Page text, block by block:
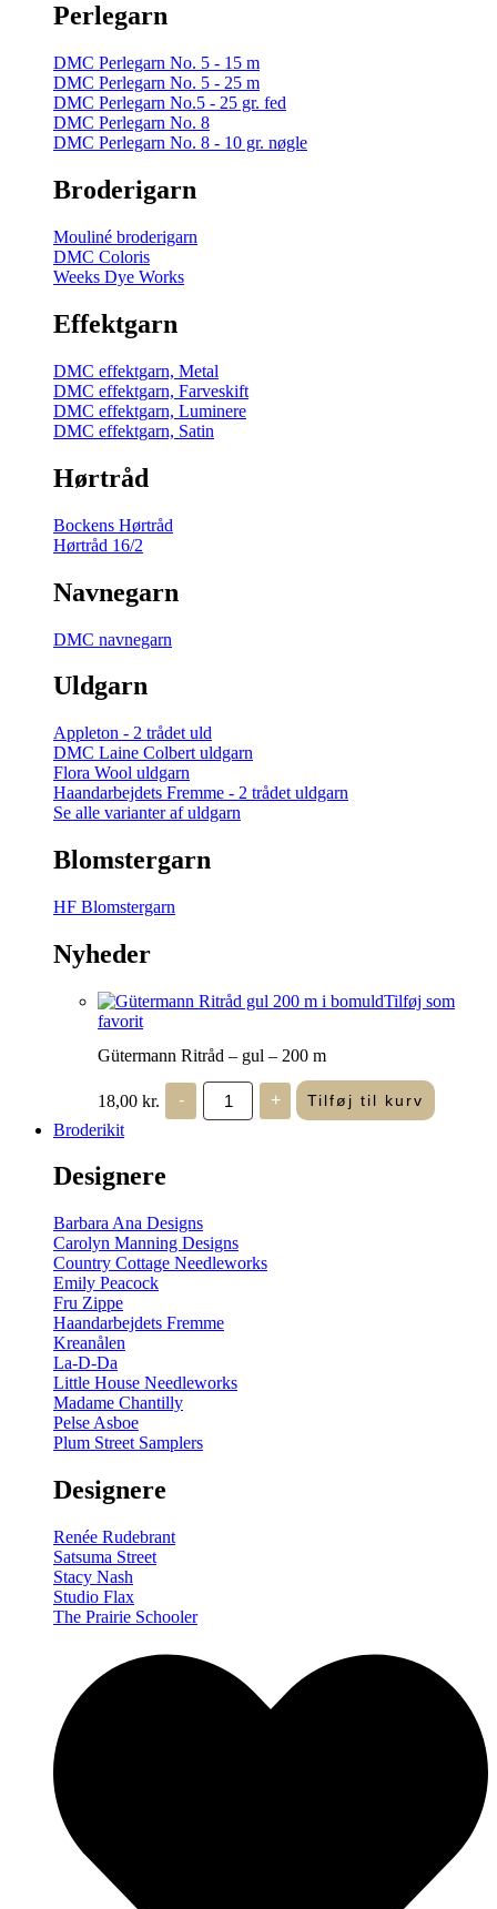
Perlegarn
DMC Perlegarn No. 5 - 15 m
DMC Perlegarn No. 5 - 25 m
DMC Perlegarn No.5 - 25 gr. fed
DMC Perlegarn No. 8
DMC Perlegarn No. 8 - 10 gr. nøgle
Broderigarn
Mouliné broderigarn
DMC Coloris
Weeks Dye Works
Effektgarn
DMC effektgarn, Metal
DMC effektgarn, Farveskift
DMC effektgarn, Luminere
DMC effektgarn, Satin
Hørtråd
Bockens Hørtråd
Hørtråd 16/2
Navnegarn
DMC navnegarn
Uldgarn
Appleton - 2 trådet uld
DMC Laine Colbert uldgarn
Flora Wool uldgarn
Haandarbejdets Fremme - 2 trådet uldgarn
Se alle varianter af uldgarn
Blomstergarn
HF Blomstergarn
Nyheder
Tilføj som
favorit
Gütermann Ritråd – gul – 200 m
18,00 kr. -
Gütermann
Ritråd
-
+ Tilføj til kurv
Broderikit
Designere
Barbara Ana Designs
Carolyn Manning Designs
Country Cottage Needleworks
Emily Peacock
Fru Zippe
Haandarbejdets Fremme
Kreanålen
La-D-Da
Little House Needleworks
Madame Chantilly
Pelse Asboe
Plum Street Samplers
Designere
Renée Rudebrant
Satsuma Street
Stacy Nash
Studio Flax
The Prairie Schooler